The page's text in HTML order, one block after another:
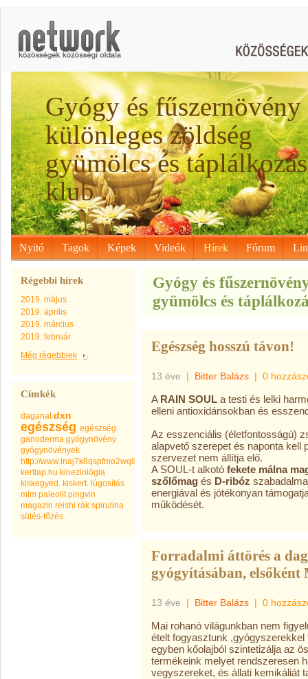
Gyógy és fűszernövény
különleges zöldség
gyümölcs és táplálkozás
klub .
Nyitó Tagok Képek Videók Hírek Fórum
Régebbi hírek
2019. május
2019. április
2019. március
2019. február
Még régebbiek
Címkék
daganat dxn
egészség egészség.
ganoderma gyógynövény
gyógynövények
http://www.lnaj7k8qspfmo2wq8go.com
kertlap.hu kineziológia
kiskegyed. kiskert. lúgosítás
mlm paleolit pingvin
magazin reishi rák spirulina
sütés-főzés.
Gyógy és
gyümölcs és
Egészség hosszú távon!
13 éve | Bitter Balázs | 0
A RAIN SOUL a testi és lelki
elleni antioxidánsokban és
Az esszenciális (életfontosságú)
alapvető szerepet és naponta kell
szervezet nem állítja elő.
A SOUL-t alkotó fekete málna
szőlőmag és D-ribóz
energiával és jótékonyan
működését.
Forradalmi áttörés a
gyógyításában,
13 éve | Bitter Balázs | 0
Mai rohanó világunkban nem
ételt fogyasztunk
egyben kőolajból szintetizálja az
termékeink melyet rendszeresen
vegyszereket, és állati kemikáliát